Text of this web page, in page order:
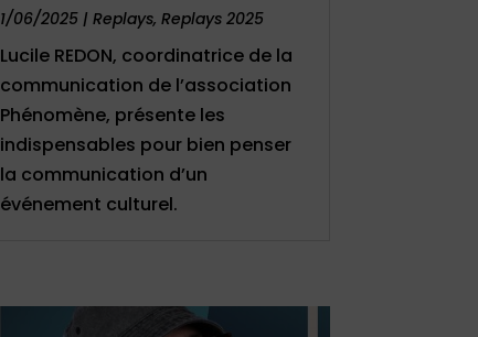
1/06/2025| Replays, Replays 2025
Lucile REDON, coordinatrice de la
communication de l’association
Phénomène, présente les
indispensables pour bien penser
la communication d’un
événement culturel.